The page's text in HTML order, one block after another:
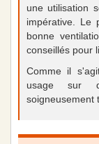
une utilisation
impérative. Le
bonne
conseillés pour
Comme il
usage sur
soigneusement